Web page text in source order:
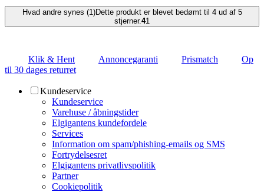
Hvad andre synes (1)Dette produkt er blevet bedømt til 4 ud af 5
stjerner.41
Klik & Hent Annoncegaranti Prismatch
Op
til 30 dages returret
Kundeservice
Kundeservice
Varehuse / åbningstider
Elgigantens kundefordele
Services
Information om spam/phishing-emails og SMS
Fortrydelsesret
Elgigantens privatlivspolitik
Partner
Cookiepolitik